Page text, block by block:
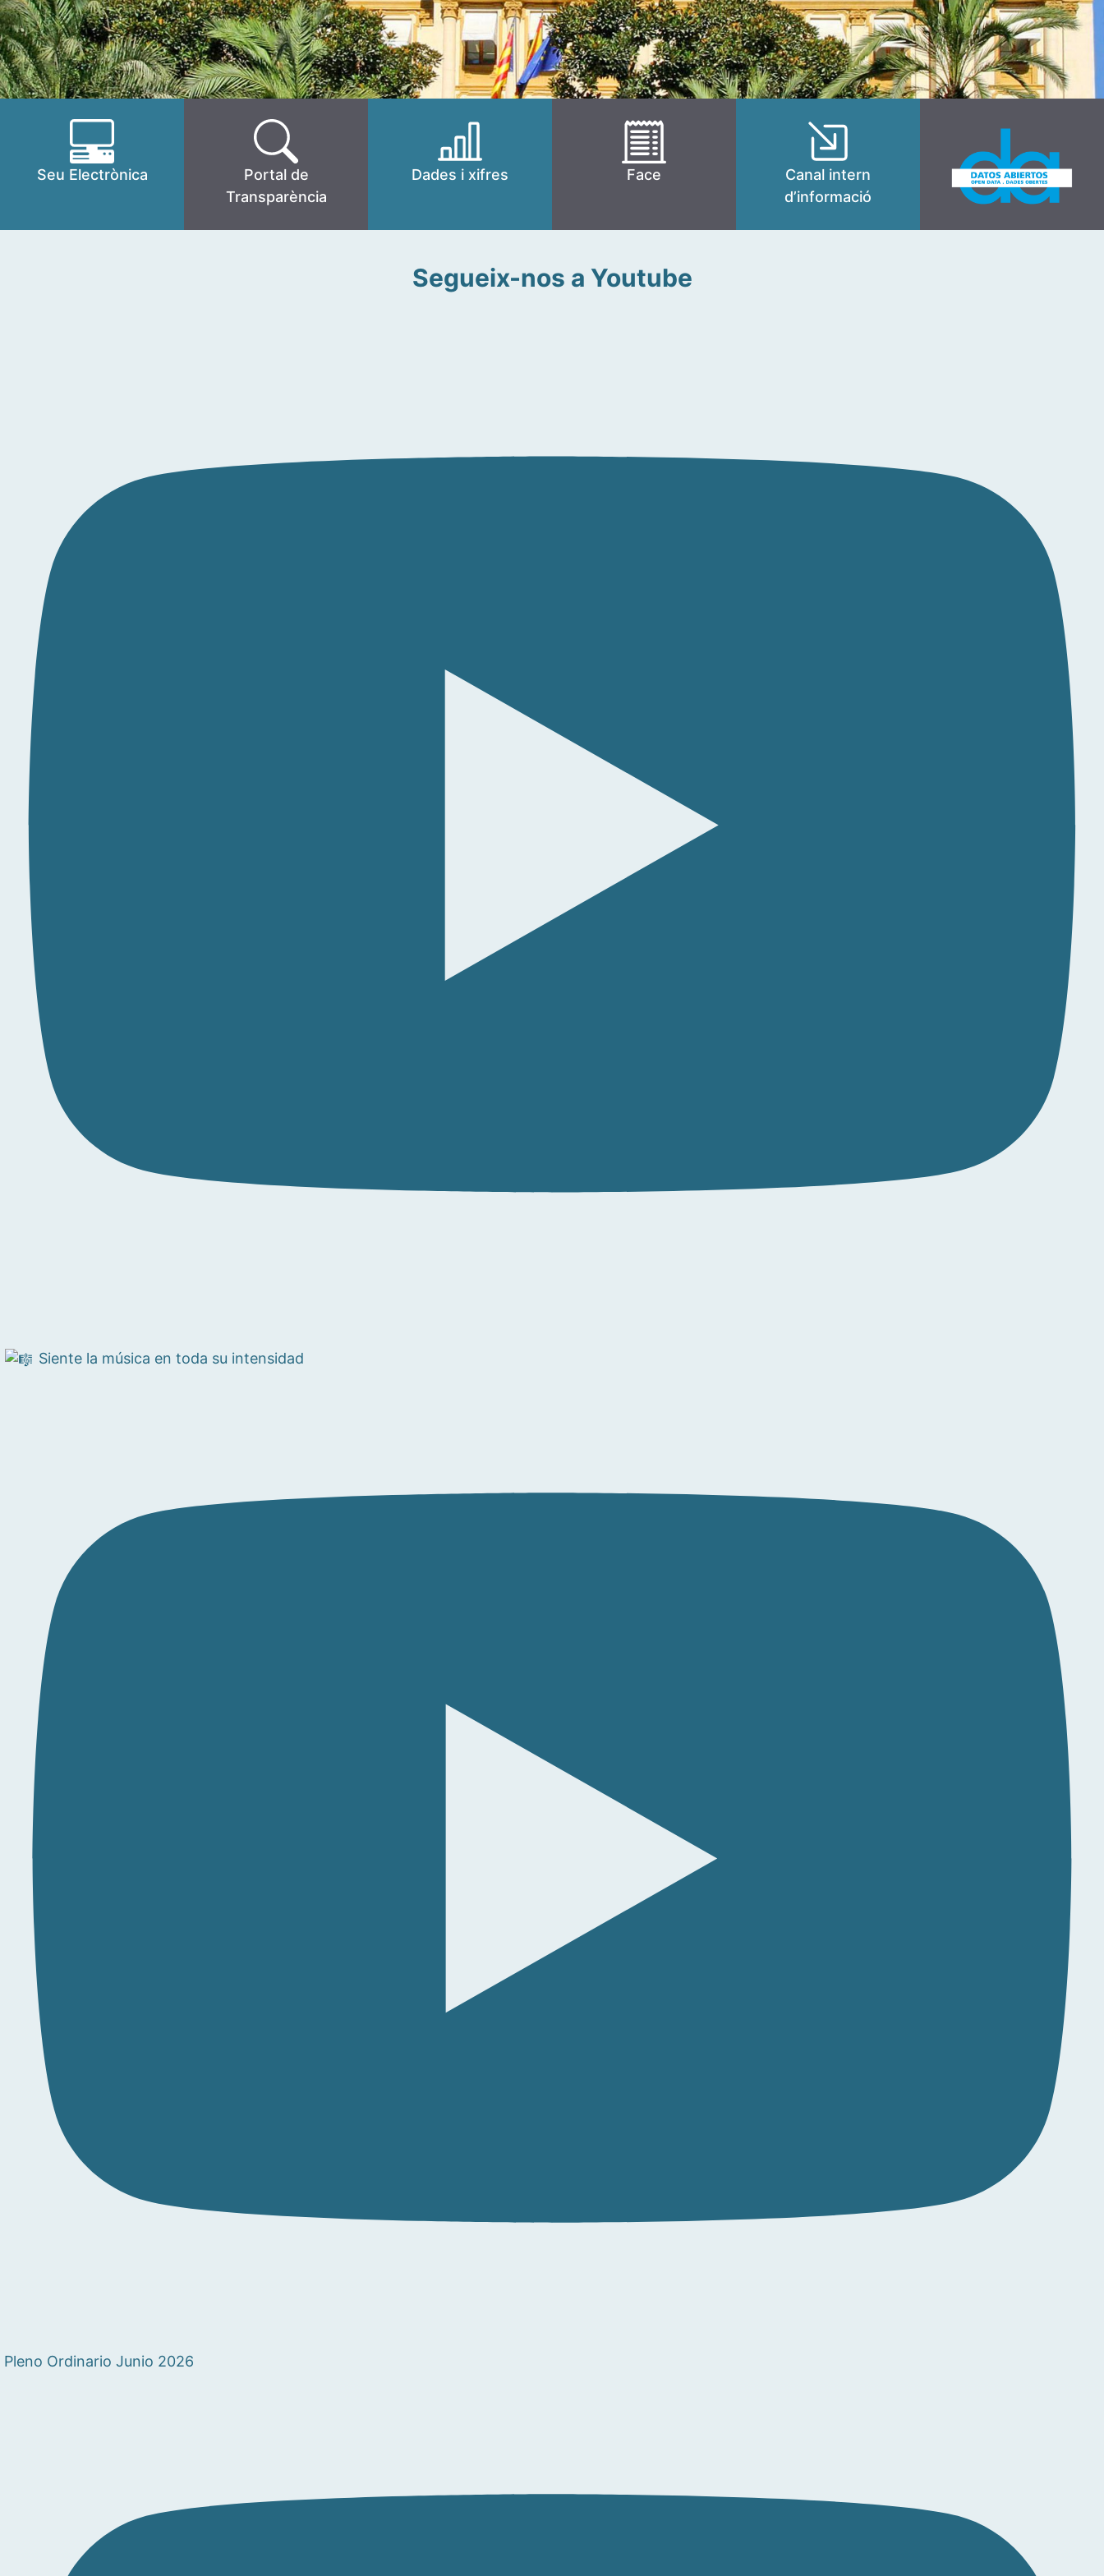
Seu Electrònica
Portal de
Transparència
Dades i xifres Face
Canal intern
d’informació
Segueix-nos a Youtube
Siente la música en toda su intensidad
Pleno Ordinario Junio 2026